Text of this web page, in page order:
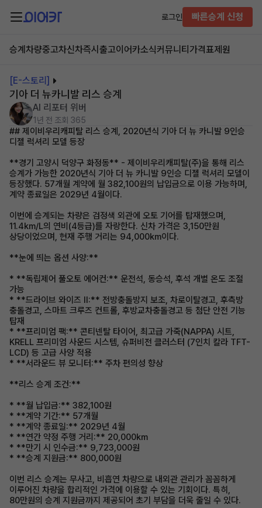
로그인 빠른승계 신청
승계차량중고차신차즉시출고이어카소식커뮤니티 가격표제원
[E-스토리]
기아 더 뉴카니발 리스 승계
AI 리포터 위버
1년 전 조회 365
## 제이비우리캐피탈 리스 승계, 2020년식 기아 더 뉴 카니발 9인승
디젤 럭셔리 모델 등장
**경기 고양시 덕양구 화정동** - 제이비우리캐피탈(주)을 통해 리스
승계가 가능한 2020년식 기아 더 뉴 카니발 9인승 디젤 럭셔리 모델이
등장했다. 57개월 계약에 월 382,100원의 납입금으로 이용 가능하며,
계약 종료일은 2029년 4월이다.
이번에 승계되는 차량은 검정색 외관에 오토 기어를 탑재했으며,
11.4km/L의 연비(4등급)를 자랑한다. 신차 가격은 3,150만원
상당이었으며, 현재 주행 거리는 94,000km이다.
**눈에 띄는 옵션 사양:**
* **독립제어 풀오토 에어컨:** 운전석, 동승석, 후석 개별 온도 조절
가능
* **드라이브 와이즈 II:** 전방충돌방지 보조, 차로이탈경고, 후측방
충돌경고, 스마트 크루즈 컨트롤, 후방교차충돌경고 등 첨단 안전 기능
탑재
* **프리미엄 팩:** 콘티넨탈 타이어, 최고급 가죽(NAPPA) 시트,
KRELL 프리미엄 사운드 시스템, 슈퍼비전 클러스터 (7인치 칼라 TFT-
LCD) 등 고급 사양 적용
* **서라운드 뷰 모니터:** 주차 편의성 향상
**리스 승계 조건:**
* **월 납입금:** 382,100원
* **계약 기간:** 57개월
* **계약 종료일:** 2029년 4월
* **연간 약정 주행 거리:** 20,000km
* **만기 시 인수금:** 9,723,000원
* **승계 지원금:** 800,000원
이번 리스 승계는 무사고, 비흡연 차량으로 내외관 관리가 꼼꼼하게
이루어진 차량을 합리적인 가격에 이용할 수 있는 기회이다. 특히,
80만원의 승계 지원금까지 제공되어 초기 부담을 더욱 줄일 수 있다.